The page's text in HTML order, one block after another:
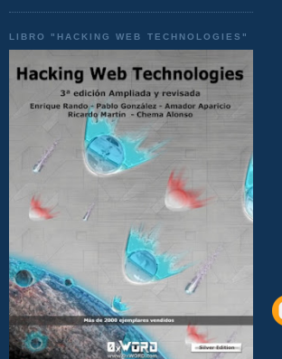
LIBRO "HACKING WEB TECHNOLOGIES"